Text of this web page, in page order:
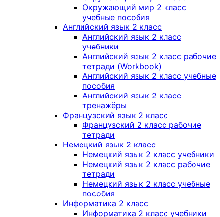
Окружающий мир 2 класс
учебные пособия
Английский язык 2 класс
Английский язык 2 класс
учебники
Английский язык 2 класс рабочие
тетради (Workbook)
Английский язык 2 класс учебные
пособия
Английский язык 2 класс
тренажёры
Французский язык 2 класс
Французский 2 класс рабочие
тетради
Немецкий язык 2 класс
Немецкий язык 2 класс учебники
Немецкий язык 2 класс рабочие
тетради
Немецкий язык 2 класс учебные
пособия
Информатика 2 класс
Информатика 2 класс учебники